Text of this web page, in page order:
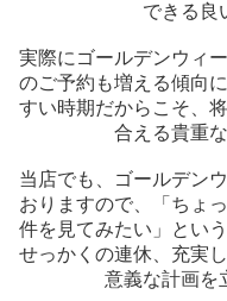
できる良
実際にゴールデンウィ
のご予約も増える傾向
すい時期だからこそ、
合える貴重
当店でも、ゴールデン
おりますので、「ちょ
件を見てみたい」とい
せっかくの連休、充実
意義な計画を